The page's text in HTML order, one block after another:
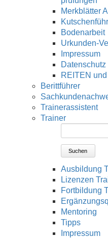
Merkblätter
Bodenarbeit
Urkunden-
Impressum
Datenschutz
REITEN
Berittführer
Trainerassistent
Trainer
Suchen
Ausbildung
Lizenzen
Fortbildung
Mentoring
Tipps
Impressum